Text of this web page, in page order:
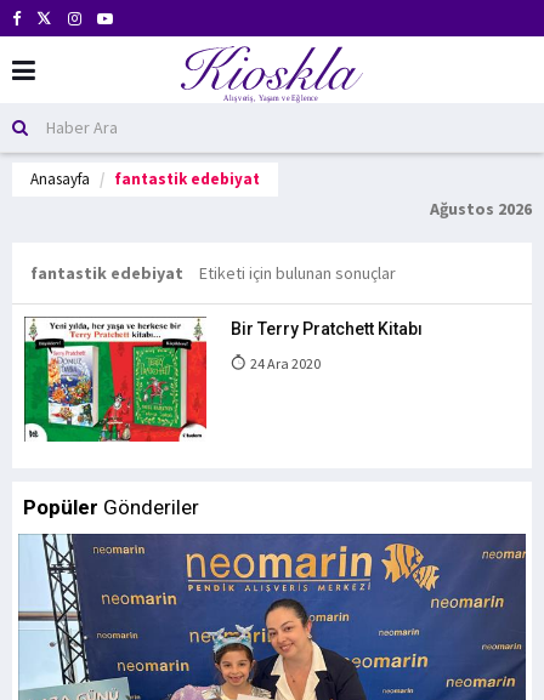
Anasayfa fantastik edebiyat
Ağustos 2026
fantastik edebiyat Etiketi için bulunan sonuçlar
Bir Terry Pratchett Kitabı
24 Ara 2020
Popüler Gönderiler